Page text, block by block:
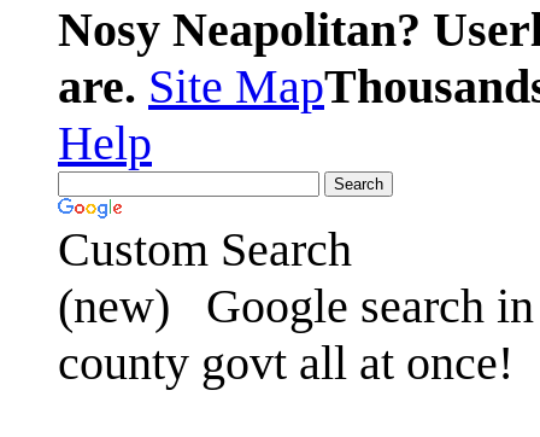
Nosy Neapolitan?
are. Site Map
Help
Custom Search
(new)
Google search
county govt all at once!